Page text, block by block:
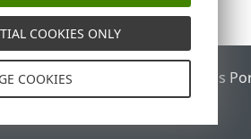
ESETForum ESET ESET Status
droits réservés.
COOKIES ONLY
COOKIES